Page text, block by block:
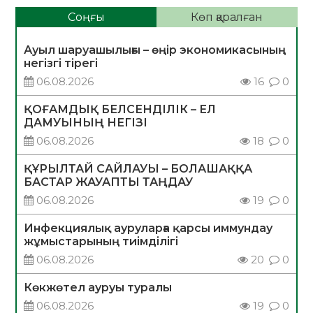
Соңғы Көп қаралған
Ауыл шаруашылығы – өңір экономикасының
негізгі тірегі
06.08.2026
16 0
ҚОҒАМДЫҚ БЕЛСЕНДІЛІК – ЕЛ
ДАМУЫНЫҢ НЕГІЗІ
06.08.2026
18 0
ҚҰРЫЛТАЙ САЙЛАУЫ – БОЛАШАҚҚА
БАСТАР ЖАУАПТЫ ТАҢДАУ
06.08.2026
19 0
Инфекциялық ауруларға қарсы иммундау
жұмыстарының тиімділігі
06.08.2026
20 0
Көкжөтел ауруы туралы
06.08.2026
19 0